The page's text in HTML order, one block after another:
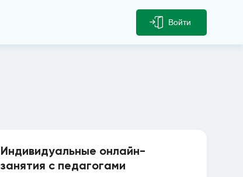
Войти
Индивидуальные онлайн-
занятия с педагогами